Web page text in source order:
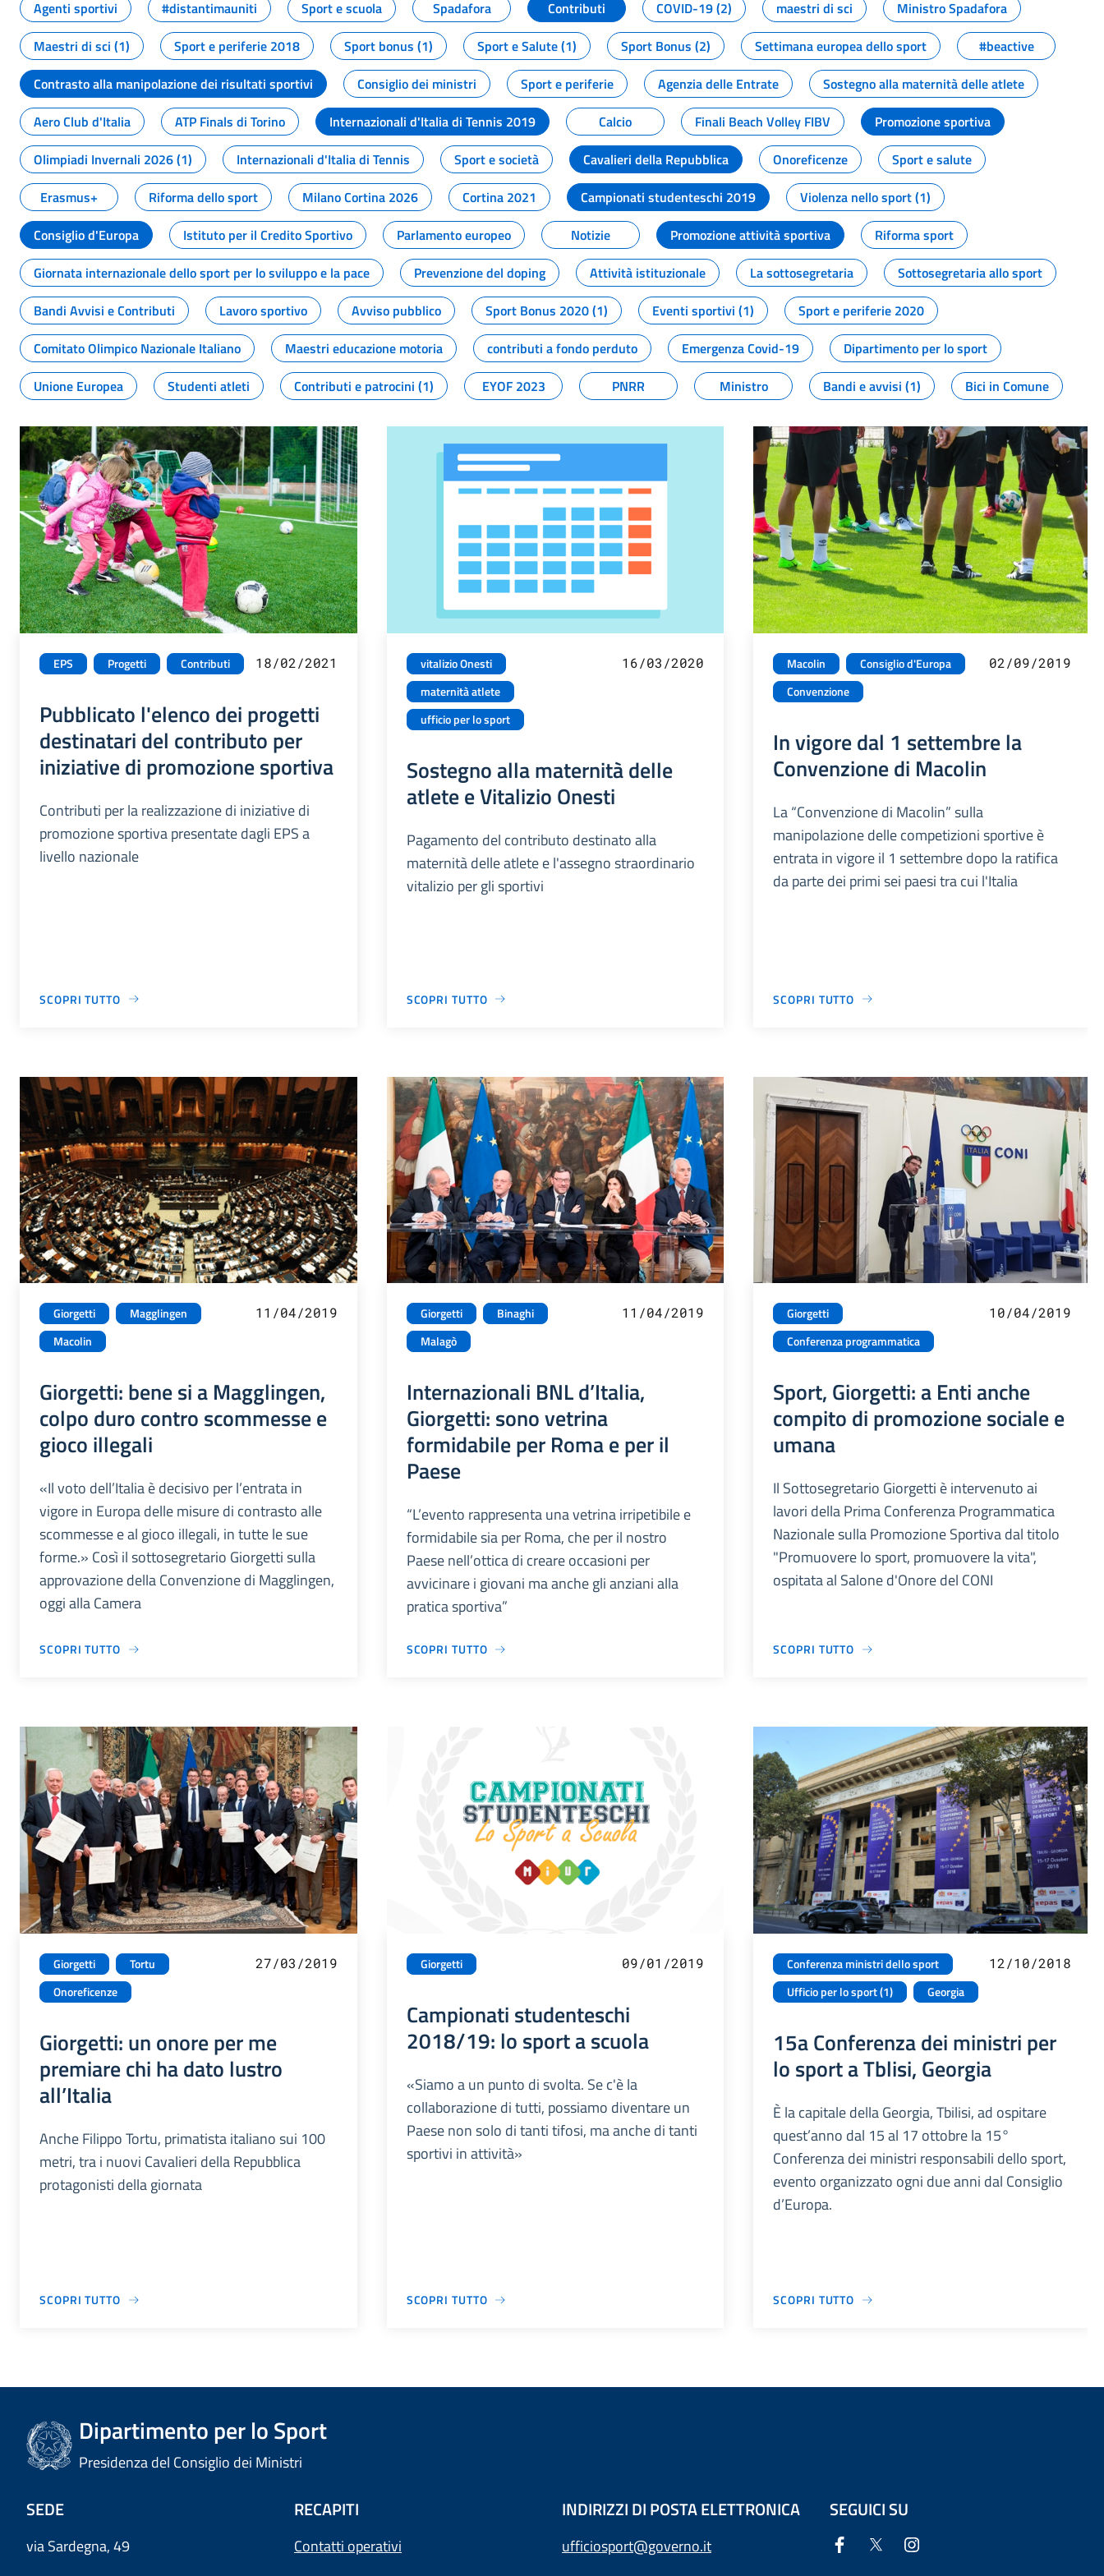
Agenti sportivi
#distantimauniti Sport e scuola Spadafora Contributi COVID-19 (2) maestri di sci
Ministro Spadafora
Maestri di sci (1)
Sport e periferie 2018 Sport bonus (1) Sport e Salute (1) Sport Bonus (2) Settimana europea dello sport
#beactive
Contrasto alla manipolazione dei risultati sportivi
Consiglio dei ministri Sport e periferie Agenzia delle Entrate
Sostegno alla maternità delle atlete
Aero Club d'Italia
ATP Finals di Torino Internazionali d'Italia di Tennis 2019 Calcio Finali Beach Volley FIBV
Promozione sportiva
Olimpiadi Invernali 2026 (1)
Internazionali d'Italia di Tennis Sport e società Cavalieri della Repubblica Onoreficenze
Sport e salute
Erasmus+
Riforma dello sport Milano Cortina 2026 Cortina 2021 Campionati studenteschi 2019
Violenza nello sport (1)
Consiglio d'Europa
Istituto per il Credito Sportivo Parlamento europeo Notizie Promozione attività sportiva
Riforma sport
Giornata internazionale dello sport per lo sviluppo e la pace
Prevenzione del doping Attività istituzionale La sottosegretaria
Sottosegretaria allo sport
Bandi Avvisi e Contributi
Lavoro sportivo Avviso pubblico Sport Bonus 2020 (1) Eventi sportivi (1)
Sport e periferie 2020
Comitato Olimpico Nazionale Italiano
Maestri educazione motoria contributi a fondo perduto Emergenza Covid-19
Dipartimento per lo sport
Unione Europea
Studenti atleti Contributi e patrocini (1) EYOF 2023 PNRR Ministro Bandi e avvisi (1) Bici in Comune
EPS Progetti Contributi 18/02/2021
Pubblicato l'elenco dei progetti
destinatari del contributo per
iniziative di promozione sportiva
Contributi per la realizzazione di iniziative di
promozione sportiva presentate dagli EPS a
livello nazionale
SCOPRI TUTTO
vitalizio Onesti
maternità atlete
ufficio per lo sport
16/03/2020
Sostegno alla maternità delle
atlete e Vitalizio Onesti
Pagamento del contributo destinato alla
maternità delle atlete e l'assegno straordinario
vitalizio per gli sportivi
SCOPRI TUTTO
Macolin
Consiglio d'Europa
Convenzione
02/09/2019
In vigore dal 1 settembre la
Convenzione di Macolin
La “Convenzione di Macolin” sulla
manipolazione delle competizioni sportive è
entrata in vigore il 1 settembre dopo la ratifica
da parte dei primi sei paesi tra cui l'Italia
SCOPRI TUTTO
Giorgetti
Magglingen
Macolin
11/04/2019
Giorgetti: bene si a Magglingen,
colpo duro contro scommesse e
gioco illegali
«Il voto dell’Italia è decisivo per l’entrata in
vigore in Europa delle misure di contrasto alle
scommesse e al gioco illegali, in tutte le sue
forme.» Così il sottosegretario Giorgetti sulla
approvazione della Convenzione di Magglingen,
oggi alla Camera
SCOPRI TUTTO
Giorgetti
Binaghi
Malagò
11/04/2019
Internazionali BNL d’Italia,
Giorgetti: sono vetrina
formidabile per Roma e per il
Paese
“L’evento rappresenta una vetrina irripetibile e
formidabile sia per Roma, che per il nostro
Paese nell’ottica di creare occasioni per
avvicinare i giovani ma anche gli anziani alla
pratica sportiva”
SCOPRI TUTTO
Giorgetti
Conferenza programmatica
10/04/2019
Sport, Giorgetti: a Enti anche
compito di promozione sociale e
umana
Il Sottosegretario Giorgetti è intervenuto ai
lavori della Prima Conferenza Programmatica
Nazionale sulla Promozione Sportiva dal titolo
"Promuovere lo sport, promuovere la vita",
ospitata al Salone d'Onore del CONI
SCOPRI TUTTO
Giorgetti
Tortu
Onoreficenze
27/03/2019
Giorgetti: un onore per me
premiare chi ha dato lustro
all’Italia
Anche Filippo Tortu, primatista italiano sui 100
metri, tra i nuovi Cavalieri della Repubblica
protagonisti della giornata
SCOPRI TUTTO
Giorgetti 09/01/2019
Campionati studenteschi
2018/19: lo sport a scuola
«Siamo a un punto di svolta. Se c'è la
collaborazione di tutti, possiamo diventare un
Paese non solo di tanti tifosi, ma anche di tanti
sportivi in attività»
SCOPRI TUTTO
Conferenza ministri dello sport
Ufficio per lo sport (1)
Georgia
12/10/2018
15a Conferenza dei ministri per
lo sport a Tblisi, Georgia
È la capitale della Georgia, Tbilisi, ad ospitare
quest’anno dal 15 al 17 ottobre la 15°
Conferenza dei ministri responsabili dello sport,
evento organizzato ogni due anni dal Consiglio
d’Europa.
SCOPRI TUTTO
Dipartimento per lo Sport
Presidenza del Consiglio dei Ministri
SEDE
via Sardegna, 49
RECAPITI
Contatti operativi
INDIRIZZI DI POSTA ELETTRONICA
ufficiosport@governo.it
SEGUICI SU